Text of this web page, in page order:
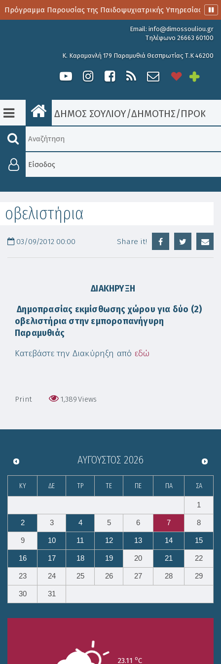
Πρόγραμμα Παρουσίας της Παιδοψυχιατρικής Υπηρεσίας
Email: info@dimossouliou.gr
Τηλέφωνο 26663 60100
Κ. Καραμανλή 179 Παραμυθιά Θεσπρωτίας Τ.Κ 46200
ΔΗΜΟΣ ΣΟΥΛΙΟΥ/ΔΗΜΟΤΗΣ/
Είσοδος
οβελιστήρια
03/09/2012 00:00 Share it!
ΔΙΑΚΗΡΥΞΗ
Δημοπρασίας εκμίσθωσης χώρου για δύο (2)
οβελιστήρια στην εμποροπανήγυρη
Παραμυθιάς
Κατεβάστε την Διακύρηξη από εδώ
Print 1,389Views
ΑΎΓΟΥΣΤΟΣ 2026
ΚΥ ΔΕ ΤΡ ΤΕ ΠΕ ΠΑ ΣΑ
1
2 3 4 5 6 7 8
9 10 11 12 13 14 15
16 17 18 19 20 21 22
23 24 25 26 27 28 29
30 31
23.11 oC